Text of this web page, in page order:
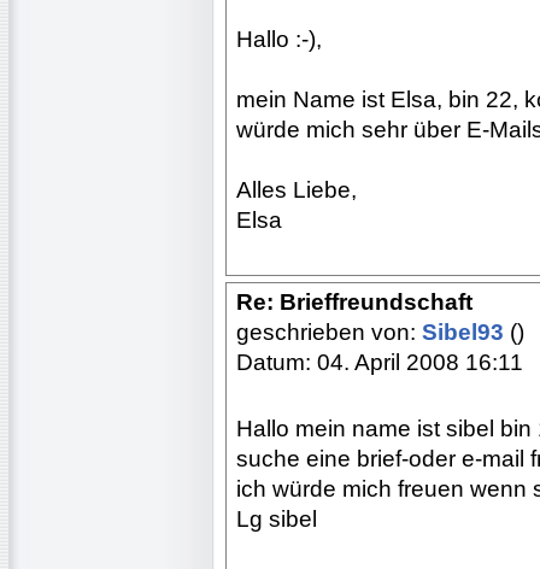
Hallo :-),
mein Name ist Elsa, bin 22,
würde mich sehr über E-
Alles Liebe,
Elsa
Re: Brieffreundschaft
geschrieben von: Sibel93 ()
Datum: 04. April 2008 16:11
Hallo mein name ist sibel
suche eine brief-oder e-mail
ich würde mich freuen wenn
Lg sibel